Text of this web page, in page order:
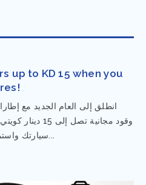
up to KD 15 when you
وقود مجانية
سيارتك واستمتع بعروض وتوفير مميز: مقاس...